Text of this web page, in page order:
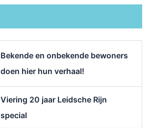
Bekende en onbekende bewoners
doen hier hun verhaal!
Viering 20 jaar Leidsche Rijn
special